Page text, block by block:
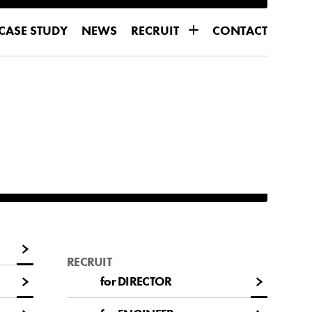
RECRUIT
for DIRECTOR
for DIRECTOR
STUDY NEWS RECRUIT CONTACT